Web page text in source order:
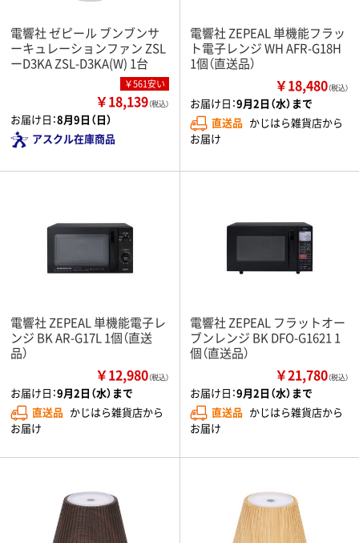
電響社 ゼピール ブンブンサ
ーキュレーションファン ZSL
ーD3KA ZSL-D3KA(W) 1台
￥561安い
￥18,139（税込）
お届け日：8月9日（日）
アスクル在庫商品
電響社 ZEPEAL 単機能フラッ
ト電子レンジ WH AFR-G18H
1個（直送品）
￥18,480（税込）
お届け日：9月2日（水）まで
直送品 かじはら雑貨店から
お届け
電響社 ZEPEAL 単機能電子レ
ンジ BK AR-G17L 1個（直送
品）
￥12,980（税込）
お届け日：9月2日（水）まで
直送品 かじはら雑貨店から
お届け
電響社 ZEPEAL フラットオー
ブンレンジ BK DFO-G1621 1
個（直送品）
￥21,780（税込）
お届け日：9月2日（水）まで
直送品 かじはら雑貨店から
お届け